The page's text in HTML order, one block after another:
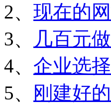
2、 现在的
3、
几百元
4、 企业选
5、
刚建好